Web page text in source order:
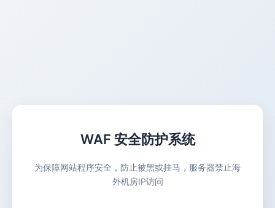
WAF 安全防护系统
为保障网站程序安全，防止被黑或挂马，服务器禁止海
外机房IP访问